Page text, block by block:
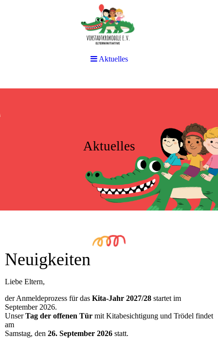
Aktuelles
Neuigkeiten
Liebe Eltern,
der Anmeldeprozess für das Kita-Jahr 2027/28 startet im
September 2026.
UnserTag der offenen Tür mit Kitabesichtigung und Trödel findet
am
Samstag, den 26. September 2026 statt.
Aktuelles